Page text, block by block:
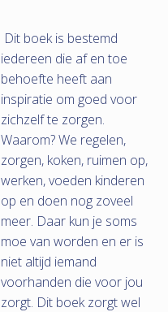
Dit boek is bestemd
iedereen die af en toe
behoefte heeft aan
inspiratie om goed voor
zichzelf te zorgen.
Waarom? We regelen,
zorgen, koken, ruimen op,
werken, voeden kinderen
op en doen nog zoveel
meer. Daar kun je soms
moe van worden en er is
niet altijd iemand
voorhanden die voor jou
zorgt. Dit boek zorgt wel